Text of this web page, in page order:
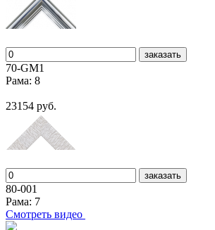
заказать
70-GM1
Рама: 8
23154 руб.
заказать
80-001
Рама: 7
Cмотреть видео